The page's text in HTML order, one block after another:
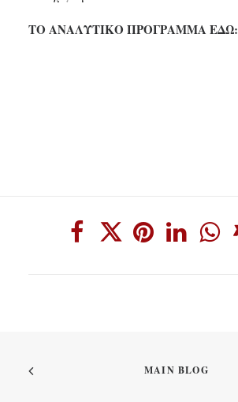
ΤΟ ΑΝΑΛΥΤΙΚΟ ΠΡΟΓΡΑΜΜΑ ΕΔΩ:
MAIN BLOG